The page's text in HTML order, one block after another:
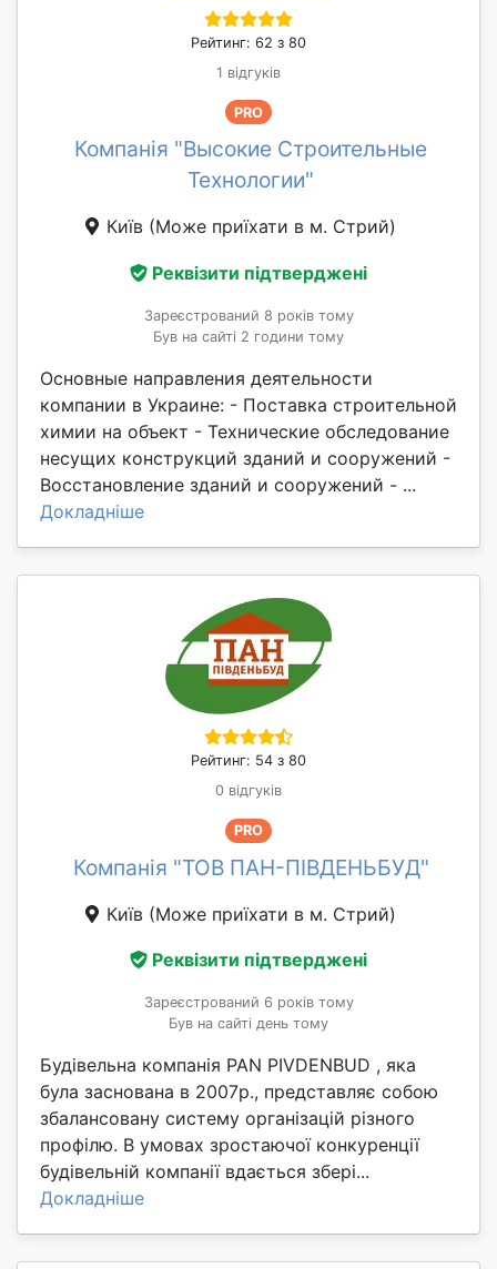
Рейтинг: 62 з 80
1 відгуків
PRO
Компанія "Высокие Строительные
Технологии"
Київ (Може приїхати в м. Стрий)
Реквізити підтверджені
Зареєстрований 8 років тому
Був на сайті 2 години тому
Основные направления деятельности
компании в Украине: - Поставка строительной
химии на объект - Технические обследование
несущих конструкций зданий и сооружений -
Восстановление зданий и сооружений - ...
Докладніше
Рейтинг: 54 з 80
0 відгуків
PRO
Компанія "ТОВ ПАН-ПІВДЕНЬБУД"
Київ (Може приїхати в м. Стрий)
Реквізити підтверджені
Зареєстрований 6 років тому
Був на сайті день тому
Будівельна компанія PAN PIVDENBUD , яка
була заснована в 2007р., представляє собою
збалансовану систему організацій різного
профілю. В умовах зростаючої конкуренції
будівельній компанії вдається збері...
Докладніше